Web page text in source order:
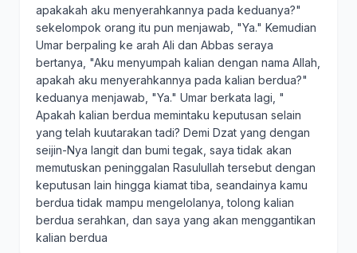
apakakah aku menyerahkannya pada keduanya?"
sekelompok orang itu pun menjawab, "Ya." Kemudian
Umar berpaling ke arah Ali dan Abbas seraya
bertanya, "Aku menyumpah kalian dengan nama Allah,
apakah aku menyerahkannya pada kalian berdua?"
keduanya menjawab, "Ya." Umar berkata lagi, "
Apakah kalian berdua memintaku keputusan selain
yang telah kuutarakan tadi? Demi Dzat yang dengan
seijin-Nya langit dan bumi tegak, saya tidak akan
memutuskan peninggalan Rasulullah tersebut dengan
keputusan lain hingga kiamat tiba, seandainya kamu
berdua tidak mampu mengelolanya, tolong kalian
berdua serahkan, dan saya yang akan menggantikan
kalian berdua